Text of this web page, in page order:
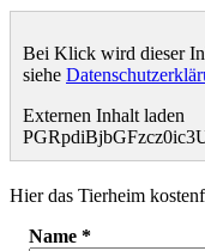
Bei Klick wird dieser
siehe
Externen Inhalt laden
Hier das Tierheim
Name *